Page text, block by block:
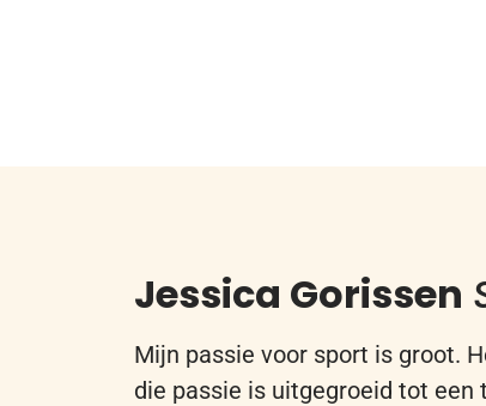
Jessica Gorissen
Mijn passie voor sport is groot.
die passie is uitgegroeid tot een